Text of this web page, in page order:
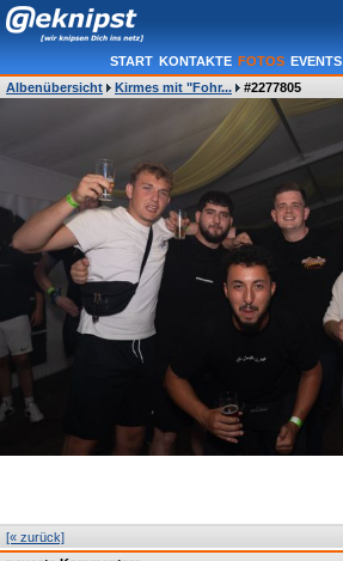
START KONTAKTE FOTOS EVENTS
Albenübersicht
Kirmes mit "Fohr... #2277805
[« zurück]